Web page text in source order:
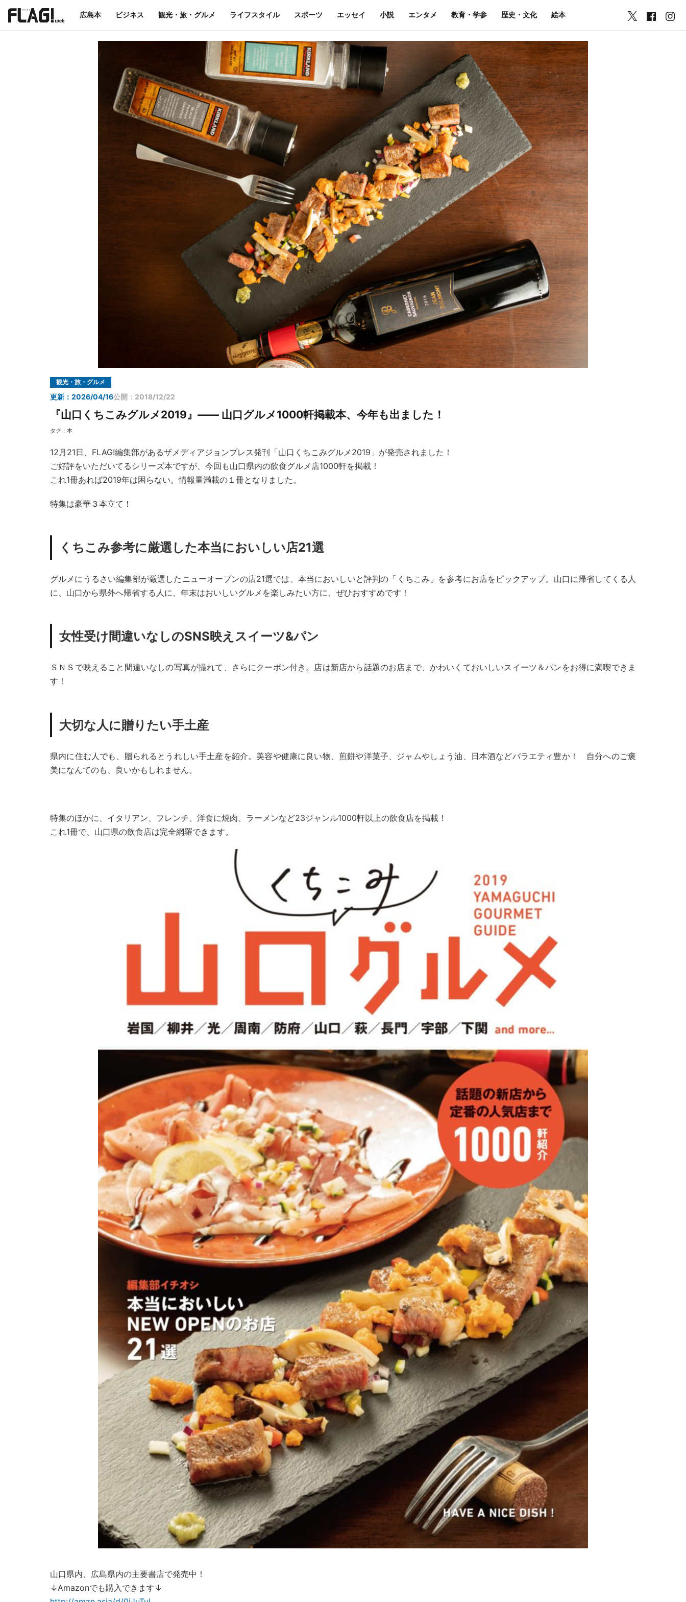
広島本 ビジネス 観光・旅・グルメ ライフスタイル スポーツ エッセイ 小説 エンタメ 教育・学参 歴史・文化 絵本
観光・旅・グルメ
更新：2026/04/16公開：2018/12/22
『山口くちこみグルメ2019』—— 山口グルメ1000軒掲載本、今年も出ました！
タグ： 本
12月21日、FLAG!編集部があるザメディアジョンプレス発刊「山口くちこみグルメ2019」が発売されました！
ご好評をいただいてるシリーズ本ですが、今回も山口県内の飲食グルメ店1000軒を掲載！
これ1冊あれば2019年は困らない。情報量満載の１冊となりました。
特集は豪華３本立て！
くちこみ参考に厳選した本当においしい店21選
グルメにうるさい編集部が厳選したニューオープンの店21選では、本当においしいと評判の「くちこみ」を参考にお店をピックアップ。山口に帰省してくる人
に、山口から県外へ帰省する人に、年末はおいしいグルメを楽しみたい方に、ぜひおすすめです！
女性受け間違いなしのSNS映えスイーツ&パン
ＳＮＳで映えること間違いなしの写真が撮れて、さらにクーポン付き。店は新店から話題のお店まで、かわいくておいしいスイーツ＆パンをお得に満喫できま
す！
大切な人に贈りたい手土産
県内に住む人でも、贈られるとうれしい手土産を紹介。美容や健康に良い物、煎餅や洋菓子、ジャムやしょう油、日本酒などバラエティ豊か！ 自分へのご褒
美になんてのも、良いかもしれません。
特集のほかに、イタリアン、フレンチ、洋食に焼肉、ラーメンなど23ジャンル1000軒以上の飲食店を掲載！
これ1冊で、山口県の飲食店は完全網羅できます。
山口県内、広島県内の主要書店で発売中！
↓Amazonでも購入できます↓